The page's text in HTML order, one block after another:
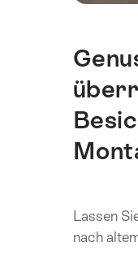
Intro
Lassen
nach